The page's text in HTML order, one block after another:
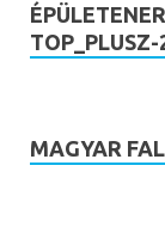
MAGYAR